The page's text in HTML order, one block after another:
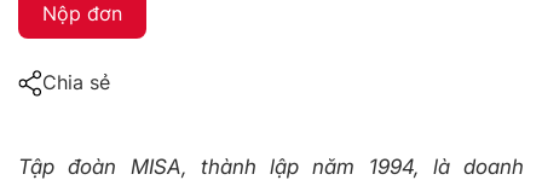
Nộp đơn
Chia sẻ
Tập đoàn MISA, thành lập năm 1994, là doanh